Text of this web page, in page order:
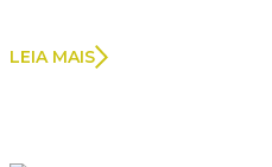
LEIA MAIS